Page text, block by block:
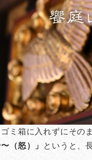
ミ箱に入れずにその
（怒）」
というと、